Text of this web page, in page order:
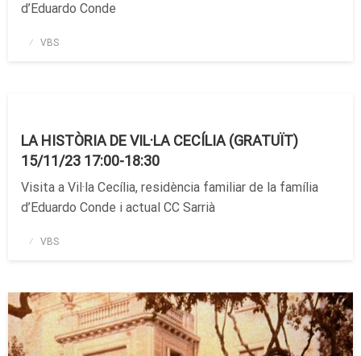
d’Eduardo Conde
Publicado
VBS
LA HISTÒRIA DE VIL·LA CECÍLIA (GRATUÏT)
15/11/23 17:00-18:30
Visita a Vil·la Cecília, residència familiar de la família
d’Eduardo Conde i actual CC Sarrià
Publicado
VBS